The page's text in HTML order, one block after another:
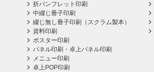
折パンフレット印刷
中綴じ冊子印刷
綴じ無し冊子印刷（スクラム製本）
資料印刷
ポスター印刷
パネル印刷・卓上パネル印刷
メニュー印刷
卓上POP印刷